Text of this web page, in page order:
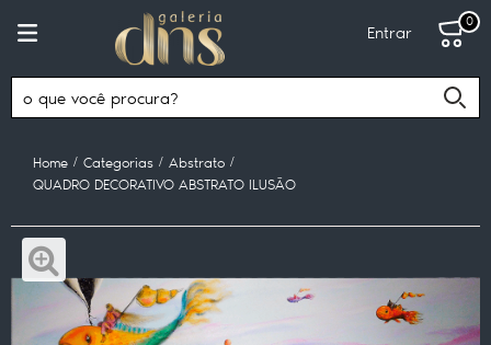
Entrar
0
Home Categorias
Abstrato
QUADRO DECORATIVO ABSTRATO ILUSÃO